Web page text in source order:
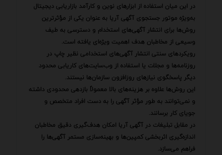
در این میان استفاده از ابزارهای نوین و کارآمد بازاریابی دیجیتال
به‌ویژه موتور جستجوی آگهی آریا به عنوان یکی از مؤثرترین
روش‌ها برای انتشار آگهی‌های استخدام و دسترسی به طیف
وسیعی از مخاطبان هدف اهمیت ویژه‌ای یافته است.
رویکردهای سنتی انتشار آگهی‌های استخدامی نظیر چاپ در
روزنامه‌ها و مجلات یا استفاده از وب‌سایت‌های کاریابی محدود
دیگر پاسخگوی نیازهای روزافزون سازمان‌ها نیستند.
این روش‌ها علاوه بر هزینه‌های بالا معمولاً بازدهی محدودی داشته
و نمی‌توانند به طور مؤثر آگهی را به دست افراد متخصص و
جویای کار برسانند.
در مقابل تبلیغات در آگهی آریا امکان هدف‌گیری دقیق مخاطبان
اندازه‌گیری اثربخشی کمپین‌ها و بهینه‌سازی مستمر آگهی‌ها را
فراهم می‌سازد.